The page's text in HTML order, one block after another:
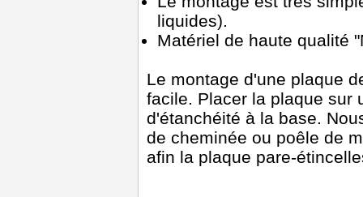
liquides).
Matériel de haute qualité
Le montage d'une plaque
facile. Placer la plaque sur
d'étanchéité à la base.
de cheminée ou poêle de
afin la plaque pare-